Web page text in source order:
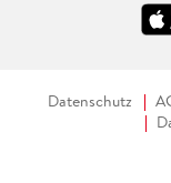
Datenschutz